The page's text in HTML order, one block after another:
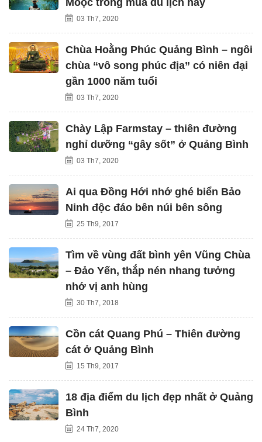
03 Th7, 2020
Chùa Hoằng Phúc Quảng Bình – ngôi
chùa “vô song phúc địa” có niên đại
gần 1000 năm tuổi
03 Th7, 2020
Chày Lập Farmstay – thiên đường
nghỉ dưỡng “gây sốt” ở Quảng Bình
03 Th7, 2020
Ai qua Đồng Hới nhớ ghé biển Bảo
Ninh độc đáo bên núi bên sông
25 Th9, 2017
Tìm về vùng đất bình yên Vũng Chùa
– Đảo Yến, thắp nén nhang tưởng
nhớ vị anh hùng
30 Th7, 2018
Cồn cát Quang Phú – Thiên đường
cát ở Quảng Bình
15 Th9, 2017
18 địa điểm du lịch đẹp nhất ở Quảng
Bình
24 Th7, 2020